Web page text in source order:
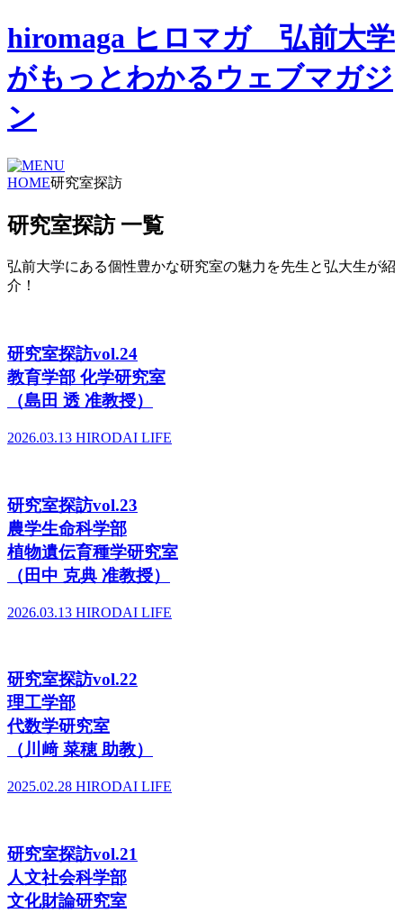
hiromaga ヒロマガ 弘前大学
がもっとわかるウェブマガジ
ン
HOME研究室探訪
研究室探訪 一覧
弘前大学にある個性豊かな研究室の魅力を先生と弘大生が紹
介！
研究室探訪vol.24
教育学部 化学研究室
（島田 透 准教授）
2026.03.13 HIRODAI LIFE
研究室探訪vol.23
農学生命科学部
植物遺伝育種学研究室
（田中 克典 准教授）
2026.03.13 HIRODAI LIFE
研究室探訪vol.22
理工学部
代数学研究室
（川﨑 菜穂 助教）
2025.02.28 HIRODAI LIFE
研究室探訪vol.21
人文社会科学部
文化財論研究室